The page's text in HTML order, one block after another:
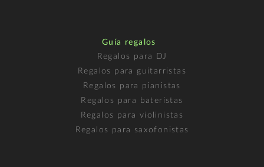
Guía regalos
Regalos para DJ
Regalos para guitarristas
Regalos para pianistas
Regalos para bateristas
Regalos para violinistas
Regalos para saxofonistas